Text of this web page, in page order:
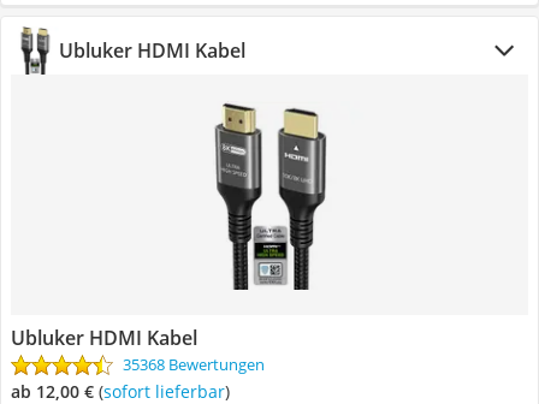
Ubluker‎ HDMI Kabel
Ubluker‎ HDMI Kabel
35368 Bewertungen
ab 12,00 € ( Sofort lieferbar)